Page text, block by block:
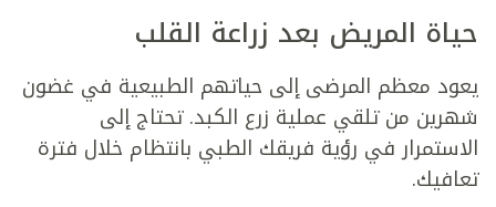
حياة المريض بعد زراعة القلب
يعود معظم المرضى إلى حياتهم الطبيعية في غضون
شهرين من تلقي عملية زرع الكبد. تحتاج إلى
الاستمرار في رؤية فريقك الطبي بانتظام خلال فترة
تعافيك.